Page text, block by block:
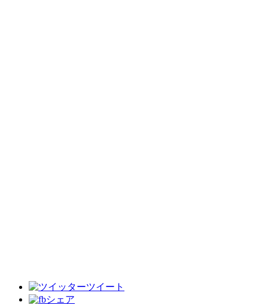
ツイート
シェア